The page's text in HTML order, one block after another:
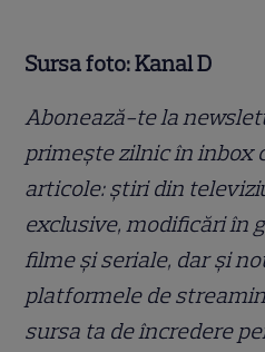
Sursa foto: Kanal D
Abonează-te la
primește zilnic în inbox
articole: știri din
exclusive, modificări în
filme și seriale, dar și
platformele de
sursa ta de încredere